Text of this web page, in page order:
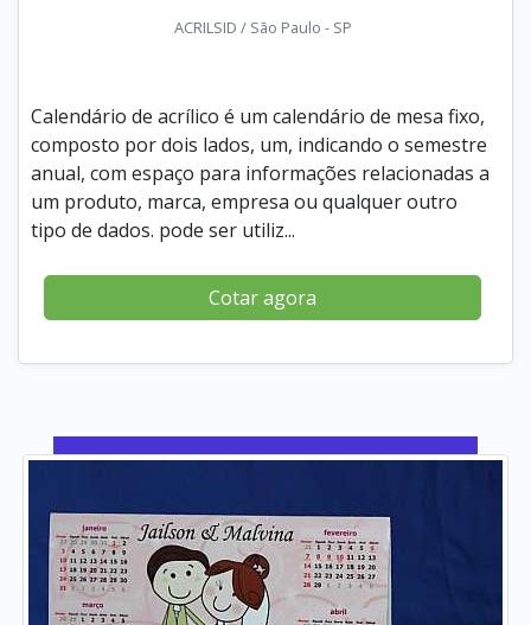
ACRILSID / São Paulo - SP
Calendário de acrílico é um calendário de mesa fixo,
composto por dois lados, um, indicando o semestre
anual, com espaço para informações relacionadas a
um produto, marca, empresa ou qualquer outro
tipo de dados. pode ser utiliz...
Cotar agora